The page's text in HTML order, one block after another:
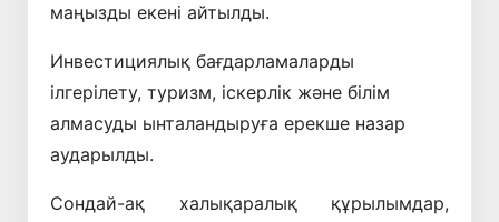
маңызды екені айтылды.
Инвестициялық бағдарламаларды
ілгерілету, туризм, іскерлік және білім
алмасуды ынталандыруға ерекше назар
аударылды.
Сондай-ақ халықаралық құрылымдар,